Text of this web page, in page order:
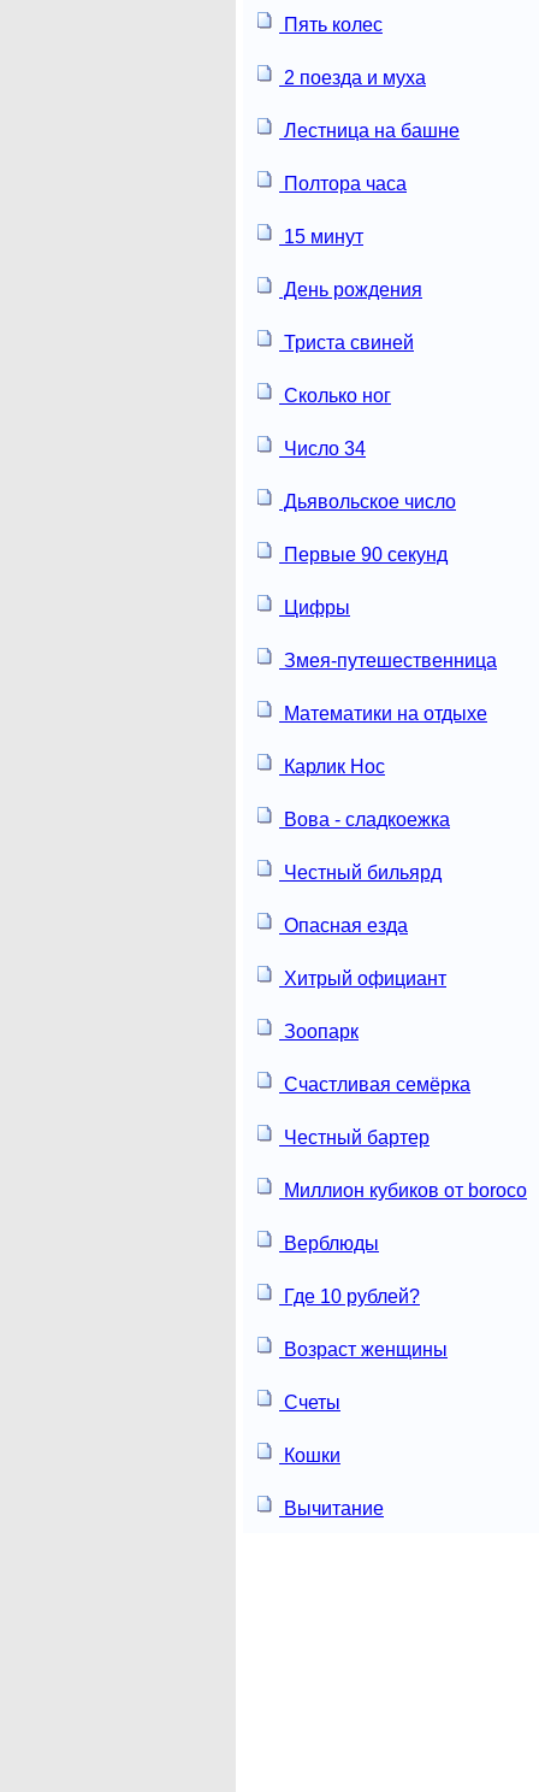
Пять колес
2 поезда и муха
Лестница на башне
Полтора часа
15 минут
День рождения
Триста свиней
Сколько ног
Число 34
Дьявольское число
Первые 90 секунд
Цифры
Змея-путешественница
Математики на отдыхе
Карлик Нос
Вова - сладкоежка
Честный бильярд
Опасная езда
Хитрый официант
Зоопарк
Счастливая семёрка
Честный бартер
Миллион кубиков от boroco
Верблюды
Где 10 рублей?
Возраст женщины
Счеты
Кошки
Вычитание